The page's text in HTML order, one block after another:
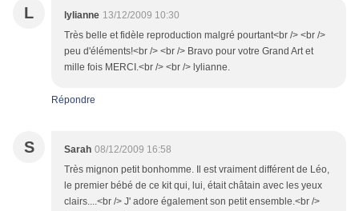
L lylianne 13/12/2009 10:30
Très belle et fidèle reproduction malgré pourtant<br /> <br />
peu d'éléments!<br /> <br /> Bravo pour votre Grand Art et
mille fois MERCI.<br /> <br /> lylianne.
Répondre
S Sarah 08/12/2009 16:58
Très mignon petit bonhomme. Il est vraiment différent de Léo,
le premier bébé de ce kit qui, lui, était châtain avec les yeux
clairs....<br /> J' adore également son petit ensemble.<br />